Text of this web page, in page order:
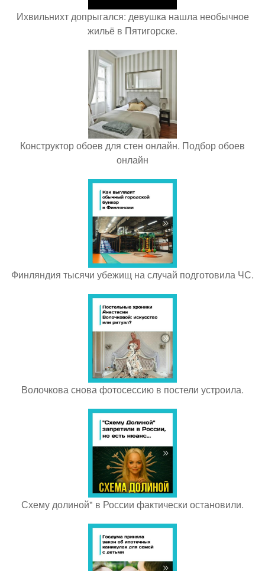
Ихвильнихт допрыгался: девушка нашла необычное
жильё в Пятигорске.
Конструктор обоев для стен онлайн. Подбор обоев
онлайн
Финляндия тысячи убежищ на случай подготовила ЧС.
Волочкова снова фотосессию в постели устроила.
Схему долиной" в России фактически остановили.